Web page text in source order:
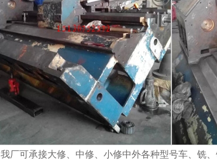
我厂可承接大修、中修、小修中外各种型号车、铣